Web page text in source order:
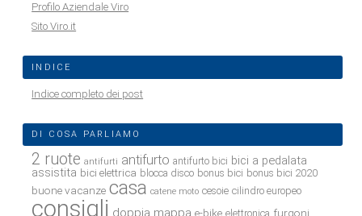
Profilo Aziendale Viro
Sito Viro.it
INDICE
Indice completo dei post
DI COSA PARLIAMO
2 ruote antifurti antifurto antifurto bici bici a pedalata
assistita bici elettrica blocca disco bonus bici bonus bici 2020
buone vacanze casa catene moto cesoie cilindro europeo
consigli doppia mappa e-bike elettronica furgoni